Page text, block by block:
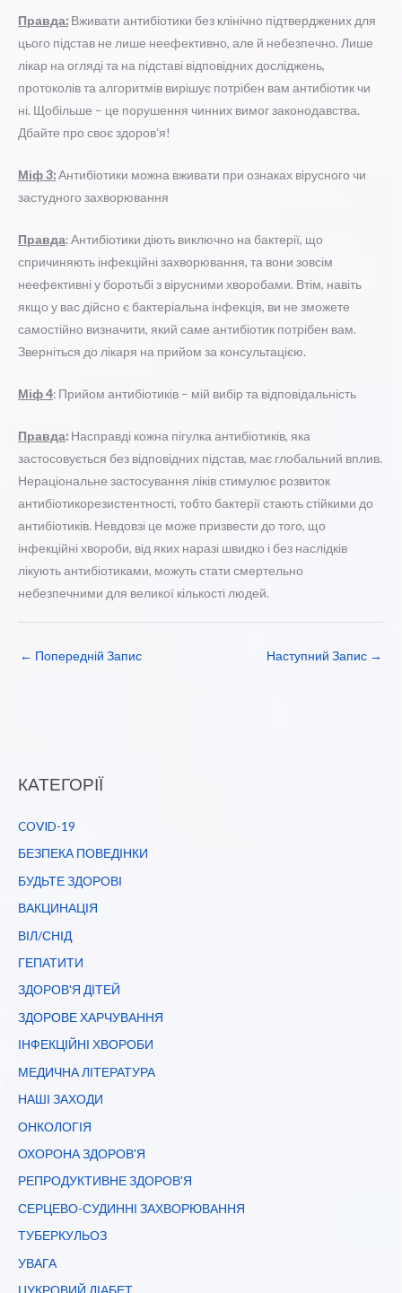
Правда: Вживати антибіотики без клінічно підтверджених для
цього підстав не лише неефективно, але й небезпечно. Лише
лікар на огляді та на підставі відповідних досліджень,
протоколів та алгоритмів вирішує потрібен вам антибіотик чи
ні. Щобільше – це порушення чинних вимог законодавства.
Дбайте про своє здоровʼя!
Міф 3:Антибіотики можна вживати при ознаках вірусного чи
застудного захворювання
Правда: Антибіотики діють виключно на бактерії, що
спричиняють інфекційні захворювання, та вони зовсім
неефективні у боротьбі з вірусними хворобами. Втім, навіть
якщо у вас дійсно є бактеріальна інфекція, ви не зможете
самостійно визначити, який саме антибіотик потрібен вам.
Зверніться до лікаря на прийом за консультацією.
Міф 4: Прийом антибіотиків – мій вибір та відповідальність
Правда: Насправді кожна пігулка антибіотиків, яка
застосовується без відповідних підстав, має глобальний вплив.
Нераціональне застосування ліків стимулює розвиток
антибіотикорезистентності, тобто бактерії стають стійкими до
антибіотиків. Невдовзі це може призвести до того, що
інфекційні хвороби, від яких наразі швидко і без наслідків
лікують антибіотиками, можуть стати смертельно
небезпечними для великої кількості людей.
← Попередній Запис Наступний Запис →
КАТЕГОРІЇ
COVID-19
БЕЗПЕКА ПОВЕДІНКИ
БУДЬТЕ ЗДОРОВІ
ВАКЦИНАЦІЯ
ВІЛ/СНІД
ГЕПАТИТИ
ЗДОРОВ'Я ДІТЕЙ
ЗДОРОВЕ ХАРЧУВАННЯ
ІНФЕКЦІЙНІ ХВОРОБИ
МЕДИЧНА ЛІТЕРАТУРА
НАШІ ЗАХОДИ
ОНКОЛОГІЯ
ОХОРОНА ЗДОРОВ'Я
РЕПРОДУКТИВНЕ ЗДОРОВ'Я
СЕРЦЕВО-СУДИННІ ЗАХВОРЮВАННЯ
ТУБЕРКУЛЬОЗ
УВАГА
ЦУКРОВИЙ ДІАБЕТ